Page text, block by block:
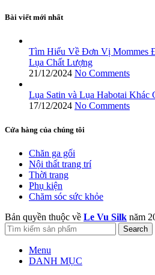
Bài viết mới nhất
Tìm Hiểu Về Đơn Vị Mommes
Lụa Chất Lượng
21/12/2024 No Comments
Lụa Satin và Lụa Habotai Khác
17/12/2024 No Comments
Cửa hàng của chúng tôi
Chăn ga gối
Nội thất trang trí
Thời trang
Phụ kiện
Chăm sóc sức khỏe
Bản quyền thuộc về Le Vu Silk năm
Search
Menu
DANH MỤC